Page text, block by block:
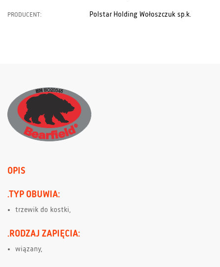
PRODUCENT: Polstar Holding Wołoszczuk sp.k.
OPIS
.TYP OBUWIA:
trzewik do kostki,
.RODZAJ ZAPIĘCIA:
wiązany,